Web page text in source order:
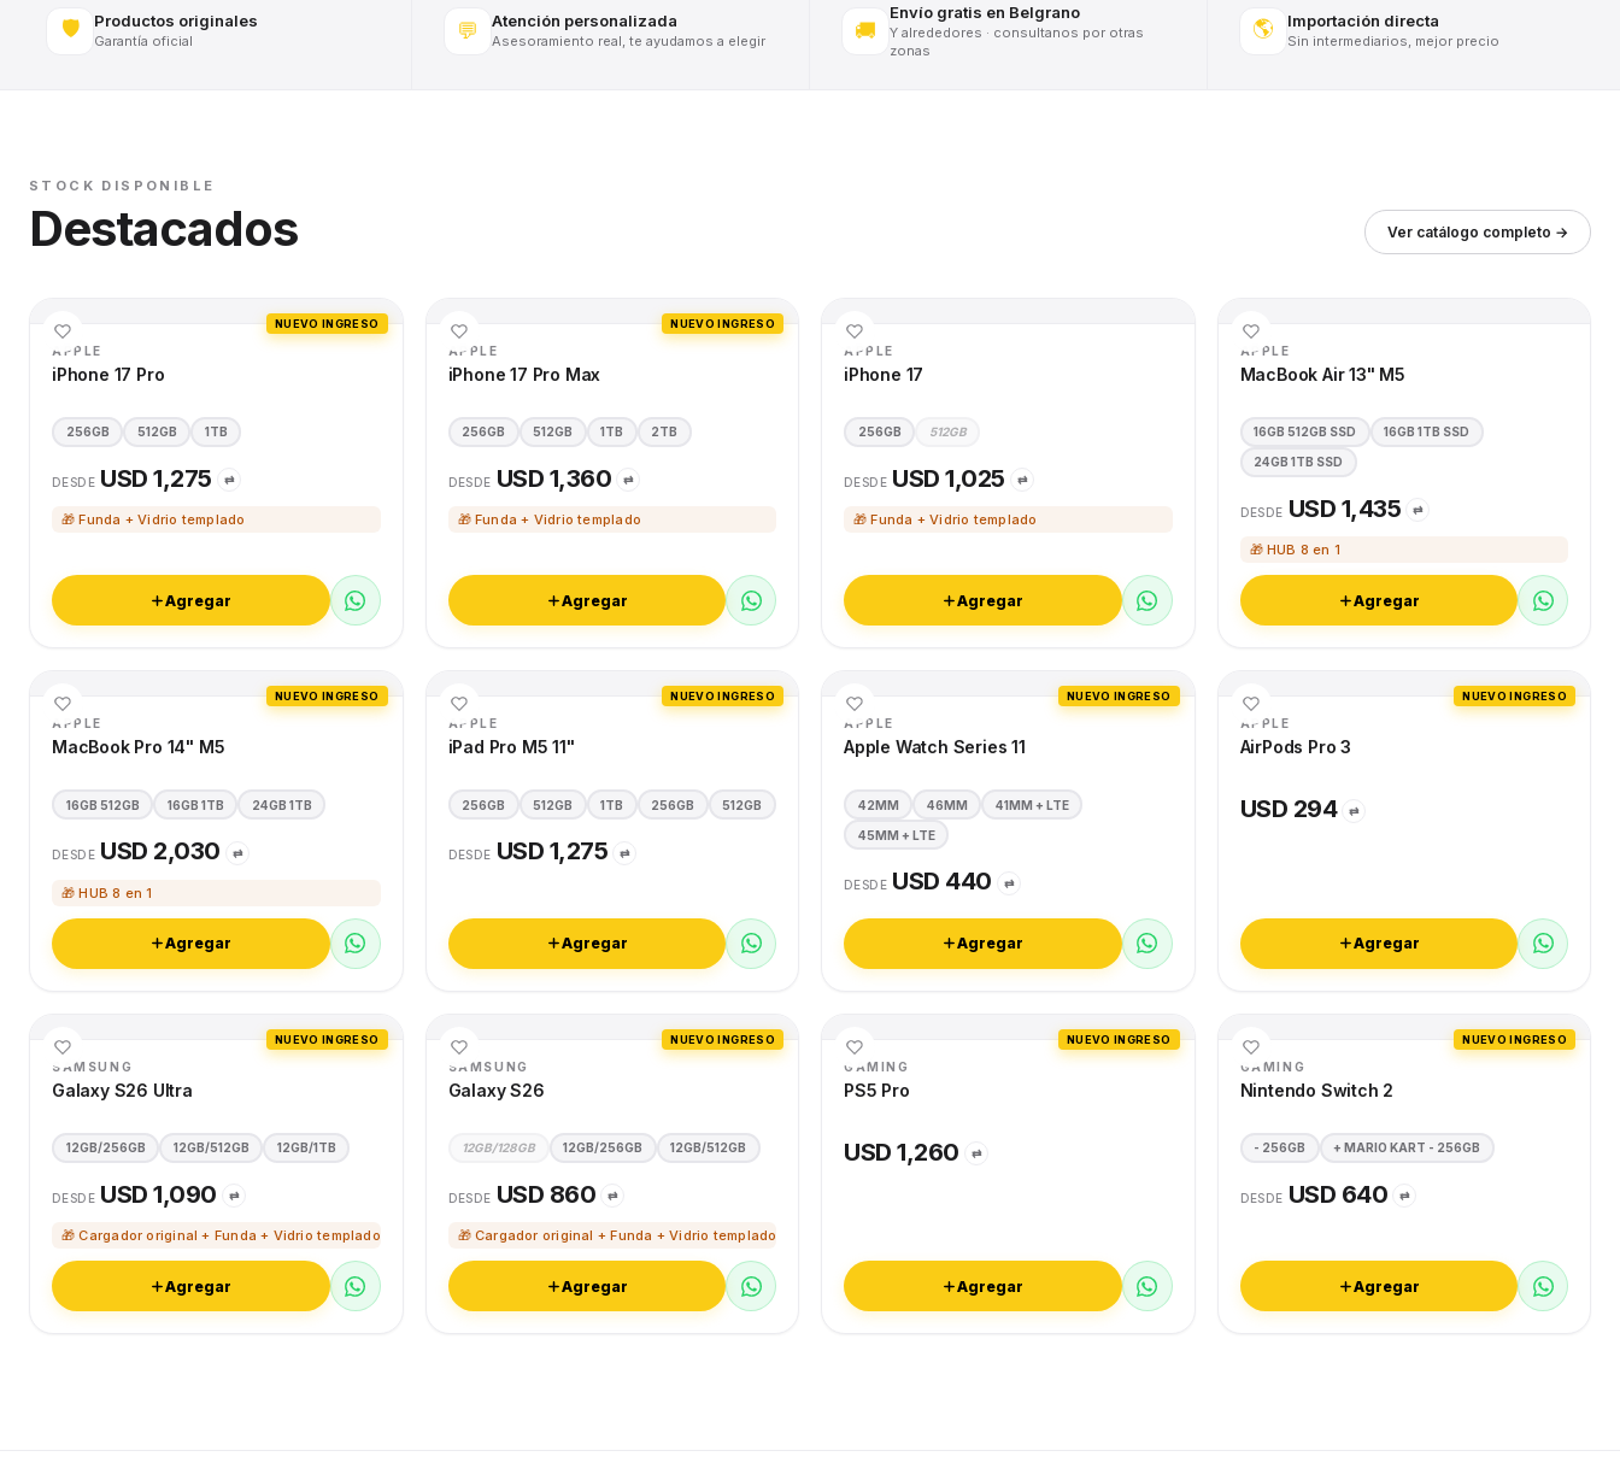
🛡️ Productos originales
Garantía oficial 💬 Atención personalizada
Asesoramiento real, te ayudamos a elegir 🚚
Envío gratis en Belgrano
Y alrededores · consultanos por otras
zonas
🌎 Importación directa
Sin intermediarios, mejor precio
STOCK DISPONIBLE
Destacados Ver catálogo completo →
NUEVO INGRESO
APPLE
iPhone 17 Pro
256GB 512GB 1TB
DESDE USD 1,275 ⇄
🎁 Funda + Vidrio templado
Agregar
NUEVO INGRESO
APPLE
iPhone 17 Pro Max
256GB 512GB 1TB 2TB
DESDE USD 1,360 ⇄
🎁 Funda + Vidrio templado
Agregar
APPLE
iPhone 17
256GB 512GB
DESDE USD 1,025 ⇄
🎁 Funda + Vidrio templado
Agregar
APPLE
MacBook Air 13" M5
16GB 512GB SSD 16GB 1TB SSD
24GB 1TB SSD
DESDE USD 1,435 ⇄
🎁 HUB 8 en 1
Agregar
NUEVO INGRESO
APPLE
MacBook Pro 14" M5
16GB 512GB 16GB 1TB 24GB 1TB
DESDE USD 2,030 ⇄
🎁 HUB 8 en 1
Agregar
NUEVO INGRESO
APPLE
iPad Pro M5 11"
256GB 512GB 1TB 256GB 512GB
DESDE USD 1,275 ⇄
Agregar
NUEVO INGRESO
APPLE
Apple Watch Series 11
42MM 46MM 41MM + LTE
45MM + LTE
DESDE USD 440 ⇄
Agregar
NUEVO INGRESO
APPLE
AirPods Pro 3
USD 294 ⇄
Agregar
NUEVO INGRESO
SAMSUNG
Galaxy S26 Ultra
12GB/256GB 12GB/512GB 12GB/1TB
DESDE USD 1,090 ⇄
🎁 Cargador original + Funda + Vidrio templado
Agregar
NUEVO INGRESO
SAMSUNG
Galaxy S26
12GB/128GB 12GB/256GB 12GB/512GB
DESDE USD 860 ⇄
🎁 Cargador original + Funda + Vidrio templado
Agregar
NUEVO INGRESO
GAMING
PS5 Pro
USD 1,260 ⇄
Agregar
NUEVO INGRESO
GAMING
Nintendo Switch 2
- 256GB + MARIO KART - 256GB
DESDE USD 640 ⇄
Agregar